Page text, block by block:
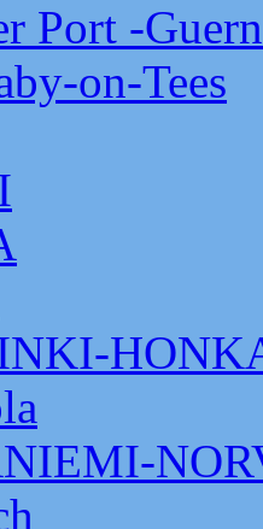
Port -
on-Tees